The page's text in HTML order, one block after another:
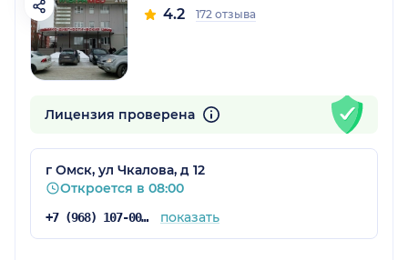
4.2 172 отзыва
Лицензия проверена
г Омск, ул Чкалова, д 12
Откроется в 08:00
+7 (968) 107-00-00 показать